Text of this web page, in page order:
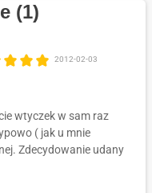
(1)
2012-02-03
wtyczek w sam raz
( jak u mnie
Zdecydowanie udany